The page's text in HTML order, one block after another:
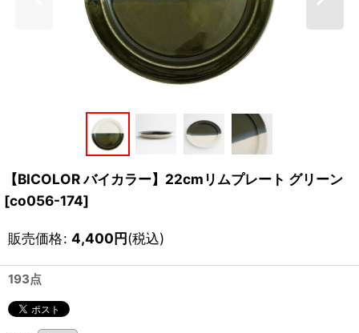
【BICOLOR バイカラー】22cmリムプレート グリーン
[co056-174]
販売価格: 4,400円(税込)
193点